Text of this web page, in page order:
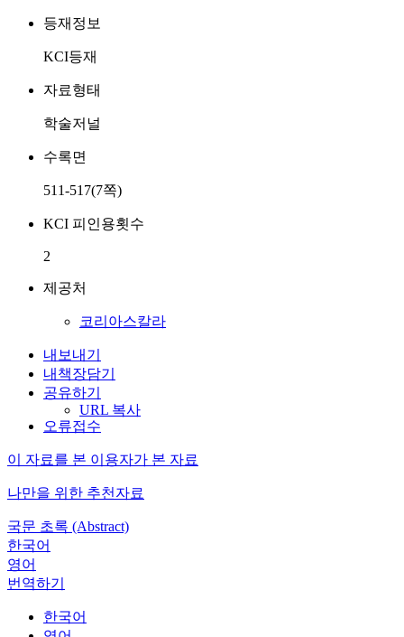
등재정보
KCI등재
자료형태
학술저널
수록면
511-517(7쪽)
KCI 피인용횟수
2
제공처
코리아스칼라
내보내기
내책장담기
공유하기
URL 복사
오류접수
이 자료를 본 이용자가 본 자료
나만을 위한 추천자료
국문 초록 (Abstract)
한국어
영어
번역하기
한국어